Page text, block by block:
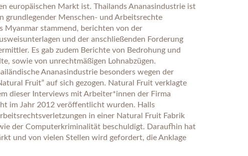
europäischen Markt ist. Thailands Ananasindustrie ist
grundlegender Menschen- und Arbeitsrechte
Myanmar stammend, berichten von der
und der anschließenden Forderung
Es gab zudem Berichte von Bedrohung und
sowie von unrechtmäßigen Lohnabzügen.
Ananasindustrie besonders wegen der
Fruit” auf sich gezogen. Natural Fruit verklagte
dieser Interviews mit Arbeiter*innen der Firma
im Jahr 2012 veröffentlicht wurden. Halls
in einer Natural Fruit Fabrik
der Computerkriminalität beschuldigt. Daraufhin hat
und von vielen Stellen wird gefordert, die Anklage